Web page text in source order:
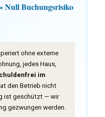
Null Buchungsrisiko
ohne externe
jedes Haus,
im
den Betrieb nicht
ist geschützt — wir
gezwungen werden.